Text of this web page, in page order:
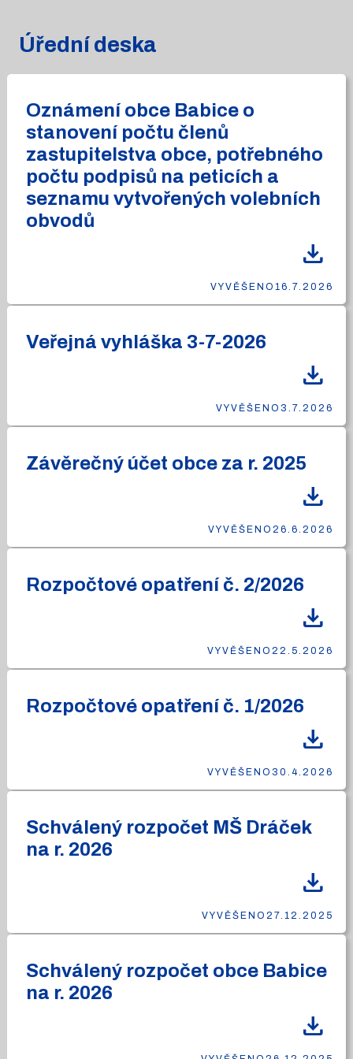
Úřední deska
Oznámení obce Babice o
stanovení počtu členů
zastupitelstva obce, potřebného
počtu podpisů na peticích a
seznamu vytvořených volebních
obvodů
download
VYVĚŠENO 16.7.2026
Veřejná vyhláška 3-7-2026
download
VYVĚŠENO 3.7.2026
Závěrečný účet obce za r. 2025
download
VYVĚŠENO 26.6.2026
Rozpočtové opatření č. 2/2026
download
VYVĚŠENO 22.5.2026
Rozpočtové opatření č. 1/2026
download
VYVĚŠENO 30.4.2026
Schválený rozpočet MŠ Dráček
na r. 2026
download
VYVĚŠENO 27.12.2025
Schválený rozpočet obce Babice
na r. 2026
download